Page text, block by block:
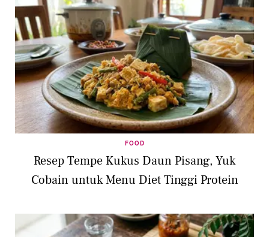
FOOD
Resep Tempe Kukus Daun Pisang, Yuk
Cobain untuk Menu Diet Tinggi Protein